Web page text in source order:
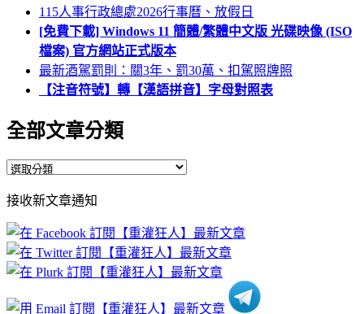
115人事行政總處2026行事曆、放假日
[免費下載] Windows 11 簡體/繁體中文版 光碟映像 (ISO
檔案) 官方網站正式版本
最新酒駕罰則：關3年、罰30萬、扣駕照牌照
【注音符號】轉【漢語拼音】字母對照表
全部文章分類
全
文
章
分
類
接收新文章通知